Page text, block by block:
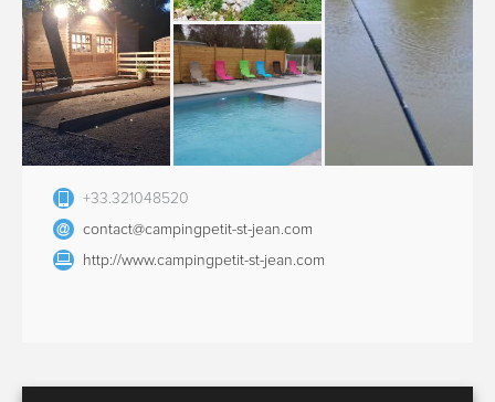
+33.321048520
contact@campingpetit-st-jean.com
http://www.campingpetit-st-jean.com